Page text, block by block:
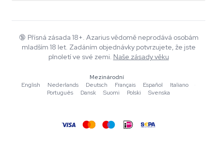
Časté dotazy
Zásady ochrany osobních údajů
Wiki
Blog
Autoři
Nástroje a kalkulačky
🔞 Přísná zásada 18+. Azarius vědomě neprodává osobám
mladším 18 let. Zadáním objednávky potvrzujete, že jste
plnoletí ve své zemi. Naše zásady věku
Mezinárodní
English
·Nederlands ·Deutsch ·Français ·Español ·Italiano
·
Português
·Dansk ·Suomi ·Polski ·Svenska